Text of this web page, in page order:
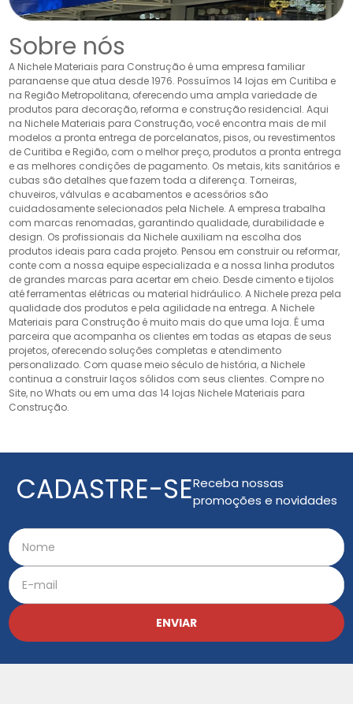
Sobre nós
A Nichele Materiais para Construção é uma empresa familiar
paranaense que atua desde 1976. Possuímos 14 lojas em Curitiba e
na Região Metropolitana, oferecendo uma ampla variedade de
produtos para decoração, reforma e construção residencial. Aqui
na Nichele Materiais para Construção, você encontra mais de mil
modelos a pronta entrega de porcelanatos, pisos, ou revestimentos
de Curitiba e Região, com o melhor preço, produtos a pronta entrega
e as melhores condições de pagamento. Os metais, kits sanitários e
cubas são detalhes que fazem toda a diferença. Torneiras,
chuveiros, válvulas e acabamentos e acessórios são
cuidadosamente selecionados pela Nichele. A empresa trabalha
com marcas renomadas, garantindo qualidade, durabilidade e
design. Os profissionais da Nichele auxiliam na escolha dos
produtos ideais para cada projeto. Pensou em construir ou reformar,
conte com a nossa equipe especializada e a nossa linha produtos
de grandes marcas para acertar em cheio. Desde cimento e tijolos
até ferramentas elétricas ou material hidráulico. A Nichele preza pela
qualidade dos produtos e pela agilidade na entrega. A Nichele
Materiais para Construção é muito mais do que uma loja. É uma
parceira que acompanha os clientes em todas as etapas de seus
projetos, oferecendo soluções completas e atendimento
personalizado. Com quase meio século de história, a Nichele
continua a construir laços sólidos com seus clientes. Compre no
Site, no Whats ou em uma das 14 lojas Nichele Materiais para
Construção.
CADASTRE-SEReceba nossas
promoções e novidades
ENVIAR